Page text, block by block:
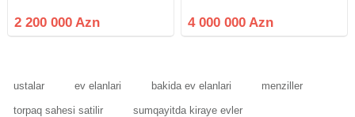
manat tə'cili. !
2 200 000 Azn
Təmir əla hazır icarə 25000 manat
Uzun müddətli müqavilə. Əsas
4 000 000 Azn
ustalar ev elanlari bakida ev elanlari menziller
torpaq sahesi satilir sumqayitda kiraye evler